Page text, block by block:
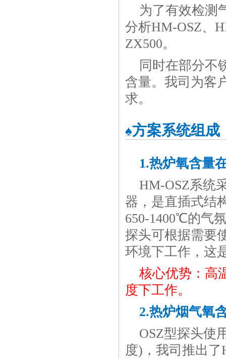
为了有效检测
分析HM-OSZ、
ZX500。
同时在部分不
含量。我司为客
求。
♠方案系统组成
1.热炉氧含量
HM-OSZ系统
器，是直插式结
650-1400℃的气
探头可根据需要
环境下工作，这
核心优势：高
度下工作。
2.热炉烟气氧
OSZ型探头使
度)，我司推出